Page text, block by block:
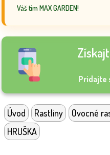
Váš tím MAX GARDEN!
Pridajte
Úvod Rastliny Ovocné
HRUŠKA